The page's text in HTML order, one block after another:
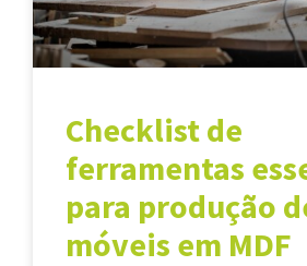
Checklist de
ferramentas
para produção
móveis em MDF